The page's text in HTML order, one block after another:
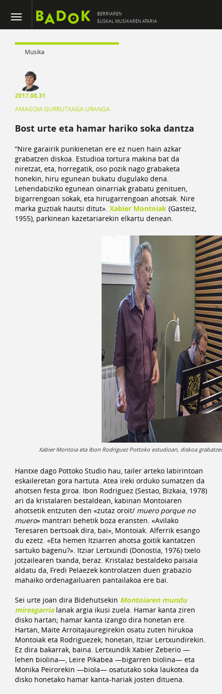
BERRIAREN
EUSKAL MUSIKAREN ATARIA
Musika
2017.08.31
AMAGOIA GURRUTXAGA URANGA
Bost urte eta hamar hariko soka dantza
“Nire garairik punkienetan ere ez nuen hain azkar
grabatzen diskoa. Estudioa tortura makina bat da
niretzat, eta, horregatik, oso pozik nago grabaketa
honekin, hiru egunean bukatu dugulako dena.
Lehendabiziko egunean oinarriak grabatu genituen,
bigarrengoan sokak, eta hirugarrengoan ahotsak. Nire
marka guztiak hautsi ditut». Xabier Montoiak (Gasteiz,
1955), parkinean kazetariarekin elkartu denean.
Xabier Montoia eta Ibon Rodriguez Pottoko estudioan, diskoa
Hantxe dago Pottoko Studio hau, tailer arteko labirintoan
eskaileretan gora hartuta. Atea ireki orduko sumatzen da
ahotsen festa giroa. Ibon Rodriguez (Sestao, Bizkaia, 1978)
ari da kristalaren bestaldean, kabinan Montoiaren
ahotsetik entzuten den «zutaz oroit/ muero porque no
muero» mantrari behetik boza eransten. «Avilako
Teresaren bertsoak dira, bai», Montoiak. Alferrik esango
du ezetz. «Eta hemen Itziarren ahotsa goitik kantatzen
sartuko bagenu?». Itziar Lertxundi (Donostia, 1976) txelo
jotzailearen txanda, beraz. Kristalaz bestaldeko paisaia
aldatu da, Fredi Pelaezek kontrolatzen duen grabazio
mahaiko ordenagailuaren pantailakoa ere bai.
Sei urte joan dira Bidehutsekin Montoiaren mundu
miresgarria lanak argia ikusi zuela. Hamar kanta ziren
disko hartan; hamar kanta izango dira honetan ere.
Hartan, Maite Arroitajauregirekin osatu zuten hirukoa
Montoiak eta Rodriguezek; honetan, Itziar Lertxundirekin.
Ez dira bakarrak, baina. Lertxundik Xabier Zeberio —
lehen biolina—, Leire Pikabea —bigarren biolina— eta
Monika Peirorekin —biola— osatutako soka laukotea da
disko honetako hamar kanta-hariak josten dituena.